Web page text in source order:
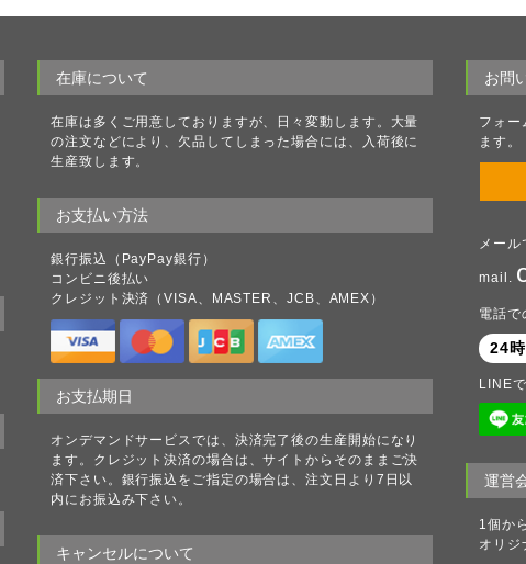
在庫について
在庫は多くご用意しておりますが、日々変動します。大量
の注文などにより、欠品してしまった場合には、入荷後に
生産致します。
お支払い方法
銀行振込（PayPay銀行）
コンビニ後払い
クレジット決済（VISA、MASTER、JCB、AMEX）
お支払期日
オンデマンドサービスでは、決済完了後の生産開始になり
ます。クレジット決済の場合は、サイトからそのままご決
済下さい。銀行振込をご指定の場合は、注文日より7日以
内にお振込み下さい。
キャンセルについて
お問
フォー
ます。
メール
mail.
電話で
24
LINE
運営
1個か
オリジ